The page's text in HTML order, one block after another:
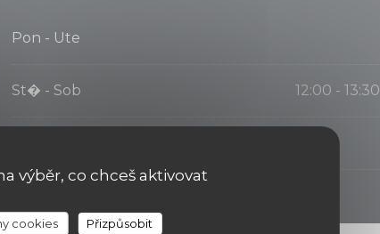
výběr, co chceš aktivovat
cookies
Přizpůsobit
Pon - Ute
St� - Sob 12:00 - 13:30